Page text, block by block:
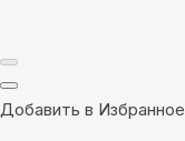
Добавить в Избранное